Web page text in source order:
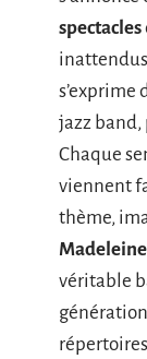
spectacles
s’exprime
jazz band,
Chaque
viennent
thème,
Madeleine
véritable